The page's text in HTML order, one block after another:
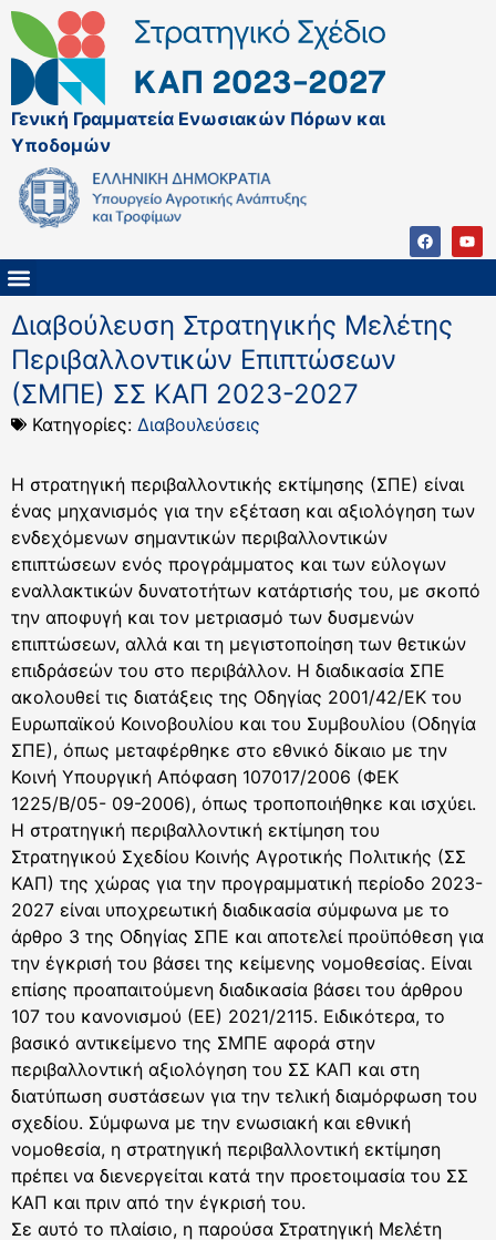
Γενική Γραμματεία Ενωσιακών Πόρων και
Υποδομών
Διαβούλευση Στρατηγικής Μελέτης
Περιβαλλοντικών Επιπτώσεων
(ΣΜΠΕ) ΣΣ ΚΑΠ 2023-2027
Κατηγορίες: Διαβουλεύσεις
Η στρατηγική περιβαλλοντικής εκτίμησης (ΣΠΕ) είναι
ένας μηχανισμός για την εξέταση και αξιολόγηση των
ενδεχόμενων σημαντικών περιβαλλοντικών
επιπτώσεων ενός προγράμματος και των εύλογων
εναλλακτικών δυνατοτήτων κατάρτισής του, με σκοπό
την αποφυγή και τον μετριασμό των δυσμενών
επιπτώσεων, αλλά και τη μεγιστοποίηση των θετικών
επιδράσεών του στο περιβάλλον. Η διαδικασία ΣΠΕ
ακολουθεί τις διατάξεις της Οδηγίας 2001/42/ΕΚ του
Ευρωπαϊκού Κοινοβουλίου και του Συμβουλίου (Οδηγία
ΣΠΕ), όπως μεταφέρθηκε στο εθνικό δίκαιο με την
Κοινή Υπουργική Απόφαση 107017/2006 (ΦΕΚ
1225/B/05- 09-2006), όπως τροποποιήθηκε και ισχύει.
Η στρατηγική περιβαλλοντική εκτίμηση του
Στρατηγικού Σχεδίου Κοινής Αγροτικής Πολιτικής (ΣΣ
ΚΑΠ) της χώρας για την προγραμματική περίοδο 2023-
2027 είναι υποχρεωτική διαδικασία σύμφωνα με το
άρθρο 3 της Οδηγίας ΣΠΕ και αποτελεί προϋπόθεση για
την έγκρισή του βάσει της κείμενης νομοθεσίας. Είναι
επίσης προαπαιτούμενη διαδικασία βάσει του άρθρου
107 του κανονισμού (ΕΕ) 2021/2115. Ειδικότερα, το
βασικό αντικείμενο της ΣΜΠΕ αφορά στην
περιβαλλοντική αξιολόγηση του ΣΣ ΚAΠ και στη
διατύπωση συστάσεων για την τελική διαμόρφωση του
σχεδίου. Σύμφωνα με την ενωσιακή και εθνική
νομοθεσία, η στρατηγική περιβαλλοντική εκτίμηση
πρέπει να διενεργείται κατά την προετοιμασία του ΣΣ
ΚAΠ και πριν από την έγκρισή του.
Σε αυτό το πλαίσιο, η παρούσα Στρατηγική Μελέτη